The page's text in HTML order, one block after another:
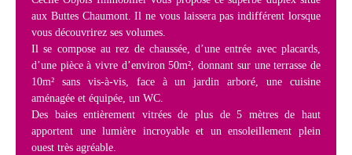
aux Buttes Chaumont. Il ne vous laissera pas indifférent lorsque
vous découvrirez ses volumes.
Il se compose au rez de chaussée, d’une entrée avec placards,
d’une pièce à vivre d’environ 50m², donnant sur une terrasse de
10m² sans vis-à-vis, face à un jardin arboré, une cuisine
aménagée et équipée, un WC.
Des baies entièrement vitrées de plus de 5 mètres de haut
apportent une lumière incroyable et un ensoleillement plein
ouest très agréable.